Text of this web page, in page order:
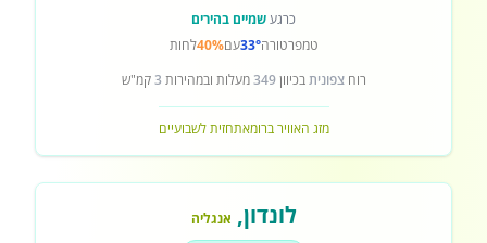
כרגעשמיים בהירים
טמפרטורה33°עם40%לחות
רוחצפוניתבכיוון349מעלות ובמהירות 3קמ"ש
מזג האוויר ברומאתחזית לשבועיים
לונדון, אנגליה